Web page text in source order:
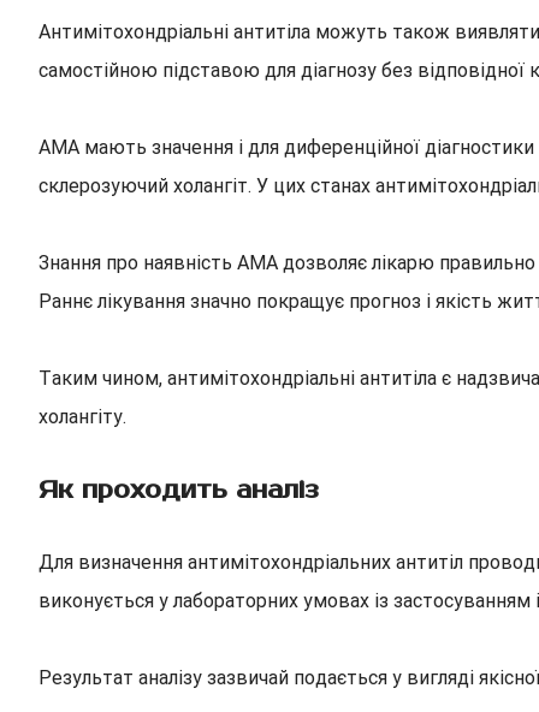
Антимітохондріальні антитіла можуть також
самостійною підставою для діагнозу без відповідної
AMA мають значення і для диференційної
склерозуючий холангіт. У цих станах
Знання про наявність AMA дозволяє лікарю
Раннє лікування значно покращує прогноз і якість
Таким чином, антимітохондріальні антитіла є
холангіту.
Як проходить аналіз
Для визначення антимітохондріальних антитіл
виконується у лабораторних умовах із застосуванням
Результат аналізу зазвичай подається у вигляді